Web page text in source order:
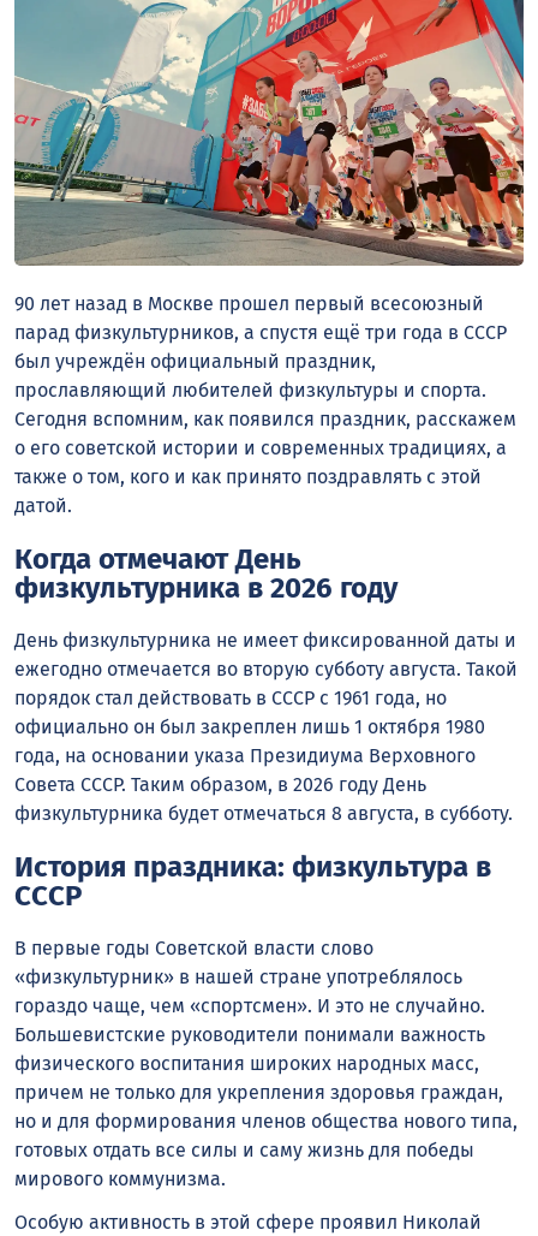
90 лет назад в Москве прошел первый всесоюзный
парад физкультурников, а спустя ещё три года в СССР
был учреждён официальный праздник,
прославляющий любителей физкультуры и спорта.
Сегодня вспомним, как появился праздник, расскажем
о его советской истории и современных традициях, а
также о том, кого и как принято поздравлять с этой
датой.
Когда отмечают День
физкультурника в 2026 году
День физкультурника не имеет фиксированной даты и
ежегодно отмечается во вторую субботу августа. Такой
порядок стал действовать в СССР с 1961 года, но
официально он был закреплен лишь 1 октября 1980
года, на основании указа Президиума Верховного
Совета СССР. Таким образом, в 2026 году День
физкультурника будет отмечаться 8 августа, в субботу.
История праздника: физкультура в
СССР
В первые годы Советской власти слово
«физкультурник» в нашей стране употреблялось
гораздо чаще, чем «спортсмен». И это не случайно.
Большевистские руководители понимали важность
физического воспитания широких народных масс,
причем не только для укрепления здоровья граждан,
но и для формирования членов общества нового типа,
готовых отдать все силы и саму жизнь для победы
мирового коммунизма.
Особую активность в этой сфере проявил Николай